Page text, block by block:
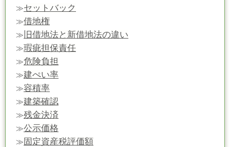
≫セットバック
≫借地権
≫ 旧借地法と新借地法の違い
≫瑕疵担保責任
≫危険負担
≫建ぺい率
≫容積率
≫建築確認
≫残金決済
≫公示価格
≫固定資産税評価額